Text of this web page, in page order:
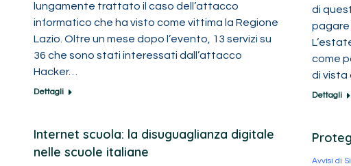
lungamente trattato il caso dell’attacco
informatico che ha visto come vittima la Regione
Lazio. Oltre un mese dopo l’evento, 13 servizi su
36 che sono stati interessati dall’attacco
Hacker…
Dettagli
di
pagare
come
di vista
Dettagli
Internet scuola: la disuguaglianza digitale
nelle scuole italiane
Avvisi di